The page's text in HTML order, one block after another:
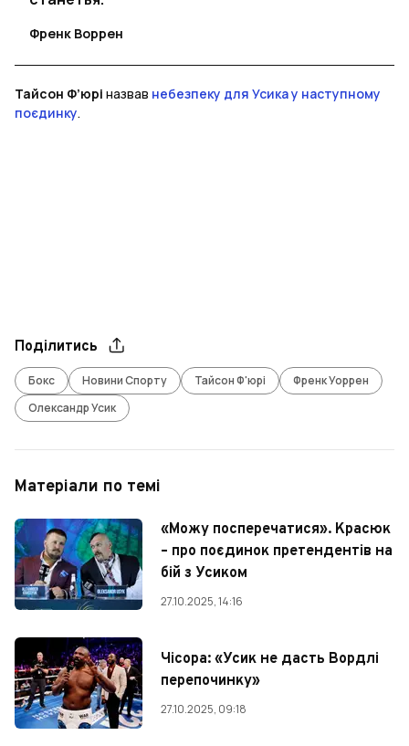
Френк Воррен
Тайсон Ф’юрі назвав небезпеку для Усика у наступному
поєдинку.
Поділитись
Бокс Новини Спорту Тайсон Ф'юрі
Френк Уоррен
Олександр Усик
Матеріали по темі
«Можу посперечатися». Красюк
– про поєдинок претендентів на
бій з Усиком
27.10.2025, 14:16
Чісора: «Усик не дасть Вордлі
перепочинку»
27.10.2025, 09:18